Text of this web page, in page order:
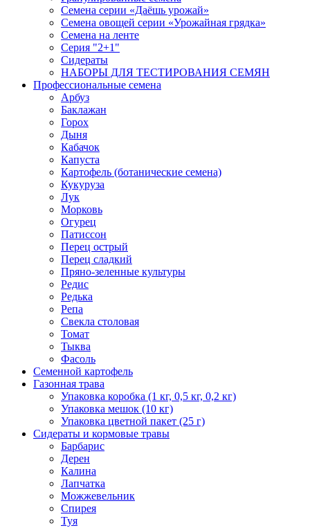
Семена серии «Даёшь урожай»
Семена овощей серии «Урожайная грядка»
Семена на ленте
Серия "2+1"
Сидераты
НАБОРЫ ДЛЯ ТЕСТИРОВАНИЯ СЕМЯН
Профессиональные семена
Арбуз
Баклажан
Горох
Дыня
Кабачок
Капуста
Картофель (ботанические семена)
Кукуруза
Лук
Морковь
Огурец
Патиссон
Перец острый
Перец сладкий
Пряно-зеленные культуры
Редис
Редька
Репа
Свекла столовая
Томат
Тыква
Фасоль
Семенной картофель
Газонная трава
Упаковка коробка (1 кг, 0,5 кг, 0,2 кг)
Упаковка мешок (10 кг)
Упаковка цветной пакет (25 г)
Сидераты и кормовые травы
Барбарис
Дерен
Калина
Лапчатка
Можжевельник
Спирея
Туя